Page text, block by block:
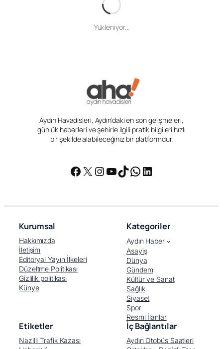
Yükleniyor...
Aydın Havadisleri, Aydın’daki en son gelişmeleri,
günlük haberleri ve şehirle ilgili pratik bilgileri hızlı
bir şekilde alabileceğiniz bir platformdur.
Facebook
X Instagram
YouTube
TikTok
WhatsApp
LinkedIn
Kurumsal
Hakkımızda
İletişim
Editoryal Yayın İlkeleri
Düzeltme Politikası
Gizlilik politikası
Künye
Kategoriler
Aydın Haber
Asayiş
Dünya
Gündem
Kültür ve Sanat
Sağlık
Siyaset
Spor
Resmi İlanlar
Etiketler
Nazilli Trafik Kazası
İç Bağlantılar
Aydın Otobüs Saatleri